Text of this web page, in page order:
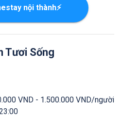
nội thành⚡
Tươi Sống
VND - 1.500.000 VND/người